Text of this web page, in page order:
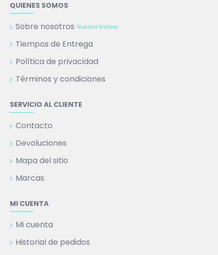
QUIENES SOMOS
Sobre nosotros Nuestra Historia
Tiempos de Entrega
Política de privacidad
Términos y condiciones
SERVICIO AL CLIENTE
Contacto
Devoluciones
Mapa del sitio
Marcas
MI CUENTA
Mi cuenta
Historial de pedidos